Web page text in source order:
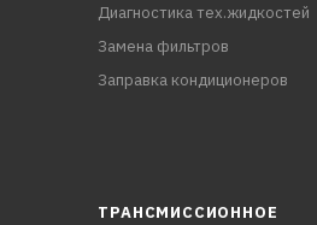
Диагностика тех.жидкостей
Замена фильтров
Заправка кондиционеров
ТРАНСМИССИОННОЕ